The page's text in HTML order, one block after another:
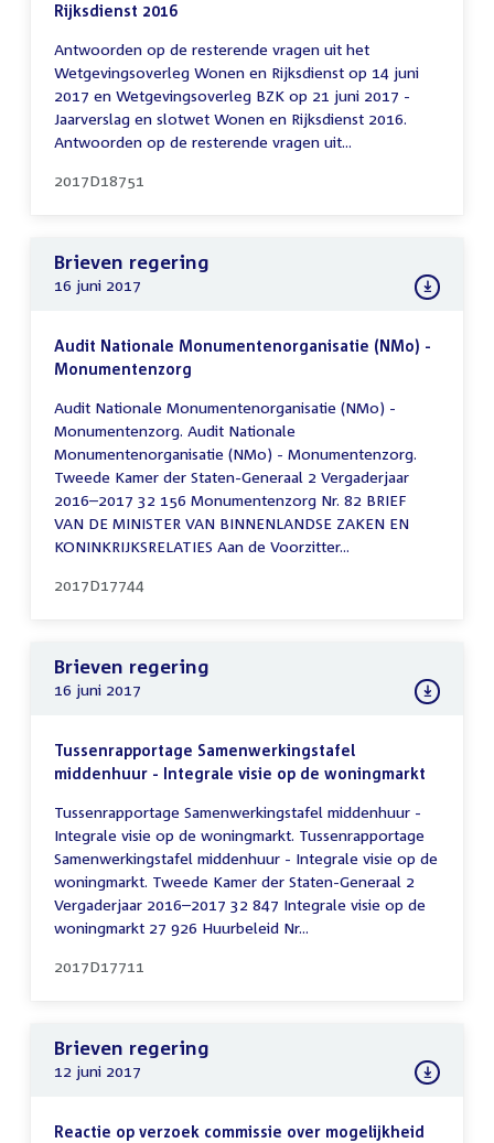
Rijksdienst 2016
Antwoorden op de resterende vragen uit het
Wetgevingsoverleg Wonen en Rijksdienst op 14 juni
2017 en Wetgevingsoverleg BZK op 21 juni 2017 -
Jaarverslag en slotwet Wonen en Rijksdienst 2016.
Antwoorden op de resterende vragen uit...
2017D18751
Brieven regering
16 juni 2017
Audit Nationale Monumentenorganisatie (NMo) -
Monumentenzorg
Audit Nationale Monumentenorganisatie (NMo) -
Monumentenzorg. Audit Nationale
Monumentenorganisatie (NMo) - Monumentenzorg.
Tweede Kamer der Staten-Generaal 2 Vergaderjaar
2016–2017 32 156 Monumentenzorg Nr. 82 BRIEF
VAN DE MINISTER VAN BINNENLANDSE ZAKEN EN
KONINKRIJKSRELATIES Aan de Voorzitter...
2017D17744
Brieven regering
16 juni 2017
Tussenrapportage Samenwerkingstafel
middenhuur - Integrale visie op de woningmarkt
Tussenrapportage Samenwerkingstafel middenhuur -
Integrale visie op de woningmarkt. Tussenrapportage
Samenwerkingstafel middenhuur - Integrale visie op de
woningmarkt. Tweede Kamer der Staten-Generaal 2
Vergaderjaar 2016–2017 32 847 Integrale visie op de
woningmarkt 27 926 Huurbeleid Nr...
2017D17711
Brieven regering
12 juni 2017
Reactie op verzoek commissie over mogelijkheid